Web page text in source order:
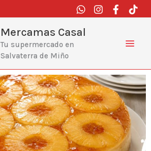
Mercamas Casal
Tu supermercado en
Salvaterra de Miño